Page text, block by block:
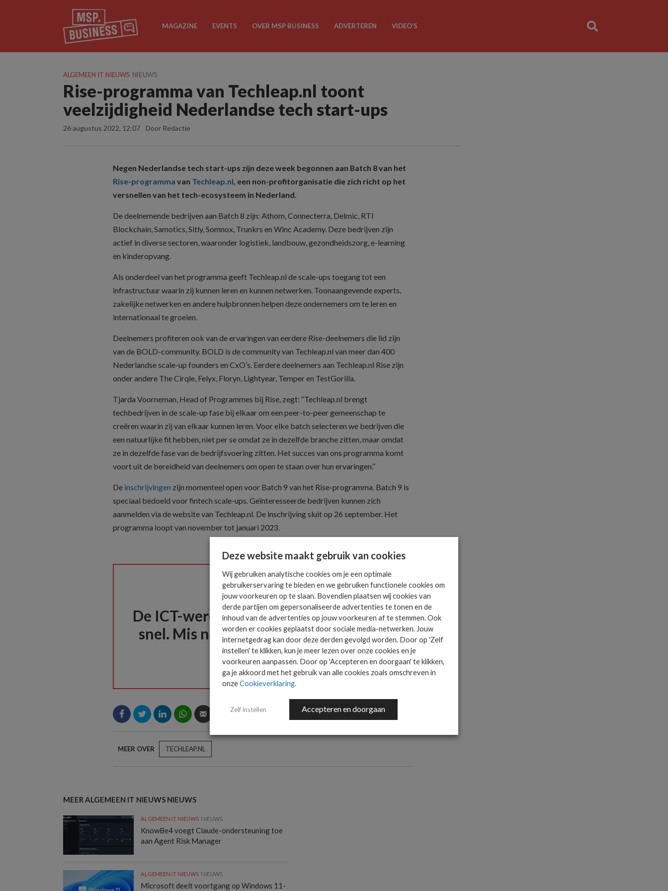
MAGAZINE EVENTS OVER MSP BUSINESS ADVERTEREN VIDEO’S
ALGEMEEN IT NIEUWS NIEUWS
Rise-programma van Techleap.nl toont
veelzijdigheid Nederlandse tech start-ups
26 augustus 2022, 12:07 Door Redactie
Negen Nederlandse tech start-ups zijn deze week begonnen aan Batch 8 van het
Rise-programma van Techleap.nl , een non-profitorganisatie die zich richt op het
versnellen van het tech-ecosysteem in Nederland.
De deelnemende bedrijven aan Batch 8 zijn: Athom, Connecterra, Delmic, RTI
Blockchain, Samotics, Sitly, Somnox, Trunkrs en Winc Academy. Deze bedrijven zijn
actief in diverse sectoren, waaronder logistiek, landbouw, gezondheidszorg, e-learning
en kinderopvang.
Als onderdeel van het programma geeft Techleap.nl de scale-ups toegang tot een
infrastructuur waarin zij kunnen leren en kunnen netwerken. Toonaangevende experts,
zakelijke netwerken en andere hulpbronnen helpen deze ondernemers om te leren en
internationaal te groeien.
Deelnemers profiteren ook van de ervaringen van eerdere Rise-deelnemers die lid zijn
van de BOLD-community. BOLD is de community van Techleap.nl van meer dan 400
Nederlandse scale-up founders en CxO’s. Eerdere deelnemers aan Techleap.nl Rise zijn
onder andere The Cirqle, Felyx, Floryn, Lightyear, Temper en TestGorilla.
Tjarda Voorneman, Head of Programmes bij Rise, zegt: “Techleap.nl brengt
techbedrijven in de scale-up fase bij elkaar om een peer-to-peer gemeenschap te
creëren waarin zij van elkaar kunnen leren. Voor elke batch selecteren we bedrijven die
een natuurlijke fit hebben, niet per se omdat ze in dezelfde branche zitten, maar omdat
ze in dezelfde fase van de bedrijfsvoering zitten. Het succes van ons programma komt
voort uit de bereidheid van deelnemers om open te staan over hun ervaringen.”
De inschrijvingen zijn momenteel open voor Batch 9 van het Rise-programma. Batch 9 is
speciaal bedoeld voor fintech scale-ups. Geïnteresseerde bedrijven kunnen zich
aanmelden via de website van Techleap.nl. De inschrijving sluit op 26 september. Het
programma loopt van november tot januari 2023.
De ICT-wereld is
snel. Mis niets.
Het allerlaatste ICT
nieuws in jouw mailbox
MEER OVER TECHLEAP.NL
MEER ALGEMEEN IT NIEUWS NIEUWS
ALGEMEEN IT NIEUWS NIEUWS
KnowBe4 voegt Claude-ondersteuning toe
aan Agent Risk Manager
ALGEMEEN IT NIEUWS NIEUWS
Microsoft deelt voortgang op Windows 11-
Deze website maakt gebruik van cookies
Wij gebruiken analytische cookies om je een optimale
gebruikerservaring te bieden en we gebruiken functionele cookies om
jouw voorkeuren op te slaan. Bovendien plaatsen wij cookies van
derde partijen om gepersonaliseerde advertenties te tonen en de
inhoud van de advertenties op jouw voorkeuren af te stemmen. Ook
worden er cookies geplaatst door sociale media-netwerken. Jouw
internetgedrag kan door deze derden gevolgd worden. Door op 'Zelf
instellen' te klikken, kun je meer lezen over onze cookies en je
voorkeuren aanpassen. Door op 'Accepteren en doorgaan' te klikken,
ga je akkoord met het gebruik van alle cookies zoals omschreven in
onzeCookieverklaring.
Zelf instellen Accepteren en doorgaan